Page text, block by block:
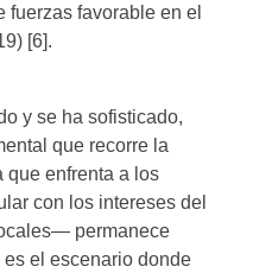
fuerzas favorable en el
[6].
y se ha sofisticado,
que recorre la
enfrenta a los
con los intereses del
permanece
el escenario donde